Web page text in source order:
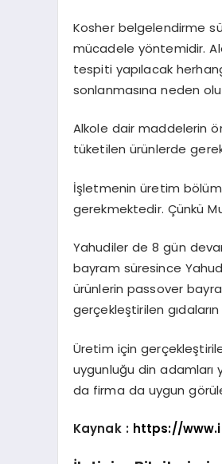
Kosher belgelendirme
mücadele yöntemidir.
tespiti yapılacak
sonlanmasına neden
Alkole dair maddelerin
tüketilen ürünlerde
İşletmenin üretim
gerekmektedir. Çünkü
Yahudiler de 8 gün
bayram süresince
ürünlerin passover
gerçekleştirilen
Üretim için
uygunluğu din adamları
da firma da uygun
Kaynak : https://